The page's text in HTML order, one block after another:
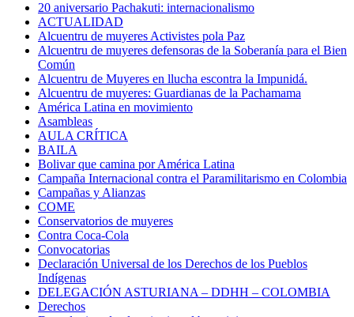
20 aniversario Pachakuti: internacionalismo
ACTUALIDAD
Alcuentru de muyeres Activistes pola Paz
Alcuentru de muyeres defensoras de la Soberanía para el Bien
Común
Alcuentru de Muyeres en llucha escontra la Impunidá.
Alcuentru de muyeres: Guardianas de la Pachamama
América Latina en movimiento
Asambleas
AULA CRÍTICA
BAILA
Bolivar que camina por América Latina
Campaña Internacional contra el Paramilitarismo en Colombia
Campañas y Alianzas
COME
Conservatorios de muyeres
Contra Coca-Cola
Convocatorias
Declaración Universal de los Derechos de los Pueblos
Indígenas
DELEGACIÓN ASTURIANA – DDHH – COLOMBIA
Derechos